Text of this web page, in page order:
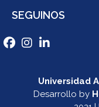
SEGUINOS
Universidad
Desarrollo by